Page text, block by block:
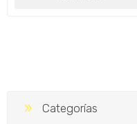
Categorías